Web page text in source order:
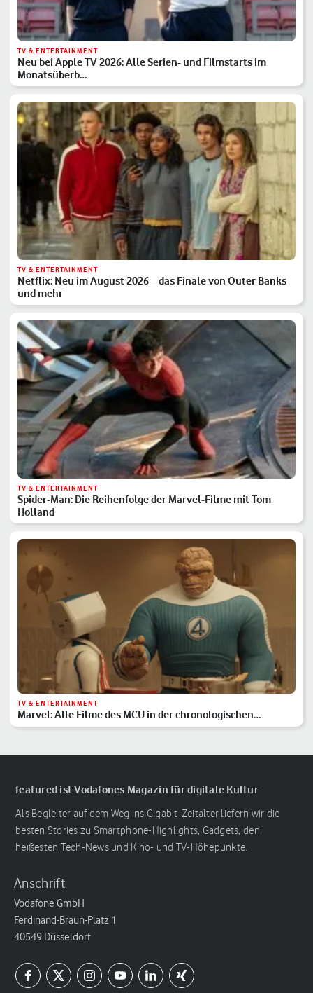
TV & ENTERTAINMENT
Neu bei Apple TV 2026: Alle Serien- und Filmstarts im
Monatsüberb…
TV & ENTERTAINMENT
Netflix: Neu im August 2026 – das Finale von Outer Banks
und mehr
TV & ENTERTAINMENT
Spider-Man: Die Reihenfolge der Marvel-Filme mit Tom
Holland
TV & ENTERTAINMENT
Marvel: Alle Filme des MCU in der chronologischen
Reihenfolge
featured ist Vodafones Magazin für digitale Kultur
Als Begleiter auf dem Weg ins Gigabit-Zeitalter liefern wir die
besten Stories zu Smartphone-Highlights, Gadgets, den
heißesten Tech-News und Kino- und TV-Höhepunkte.
Anschrift
Vodafone GmbH
Ferdinand-Braun-Platz 1
40549 Düsseldorf